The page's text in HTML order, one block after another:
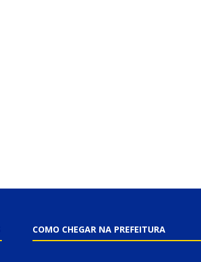
COMO CHEGAR NA PREFEITURA